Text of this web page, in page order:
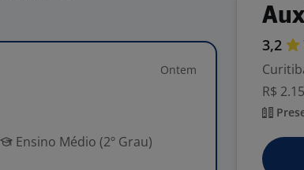
Ontem
Ensino Médio (2º Grau)
3,2
R$